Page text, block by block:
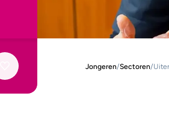
Jongeren/Sectoren/